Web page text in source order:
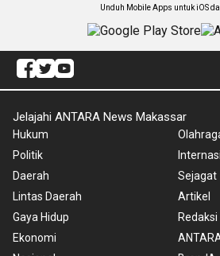
Unduh Mobile Apps untuk iOS
Jelajahi ANTARA News Makassar
Hukum
Politik
Daerah
Lintas Daerah
Gaya Hidup
Ekonomi
Sejagat
Artikel
Redaksi